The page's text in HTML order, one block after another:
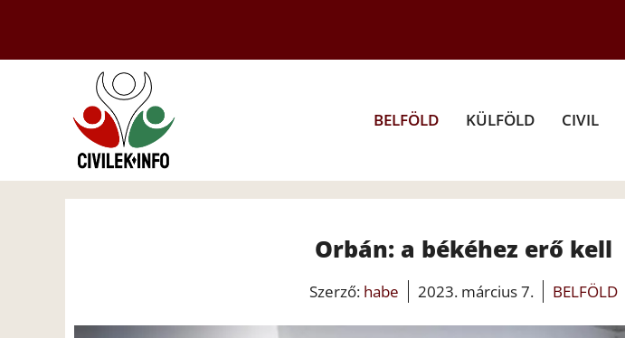
tartalomba
BELFÖLD KÜLFÖLD CIVIL
Orbán: a békéhez erő kell
Szerző: habe 2023. március 7. BELFÖLD